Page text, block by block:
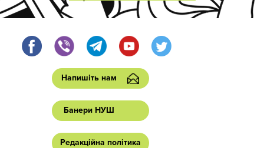
Напишіть нам
Банери НУШ
Редакційна політика